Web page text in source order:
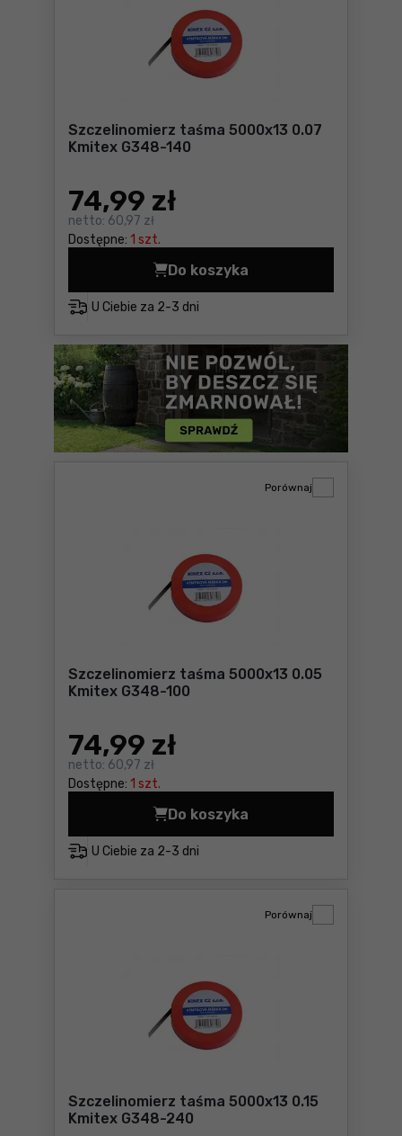
Szczelinomierz taśma 5000x13 0.07
Kmitex G348-140
74,99 zł
netto: 60,97 zł
Dostępne: 1 szt.
U Ciebie za 2-3 dni
Do koszyka
Szczelinomierz taśma
Szczelinomierz taśma 5000x13 0.05
Kmitex G348-100
74,99 zł
netto: 60,97 zł
Dostępne: 1 szt.
Porównaj
U Ciebie za 2-3 dni
Do koszyka
Szczelinomierz taśma
Szczelinomierz taśma 5000x13 0.15
Kmitex G348-240
Porównaj